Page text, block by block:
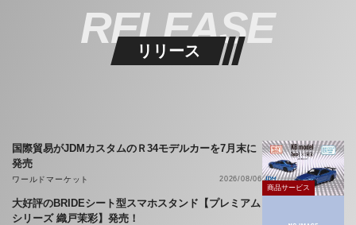
RELEASE
リリース
国際貿易がJDMカスタムのＲ34モデルカーを7月末に
発売
ワールドマーケット
2026/08/06
商品サービス
大好評のBRIDEシート型スマホスタンド【プレミアム
シリーズ 織戸茉彩】発売！